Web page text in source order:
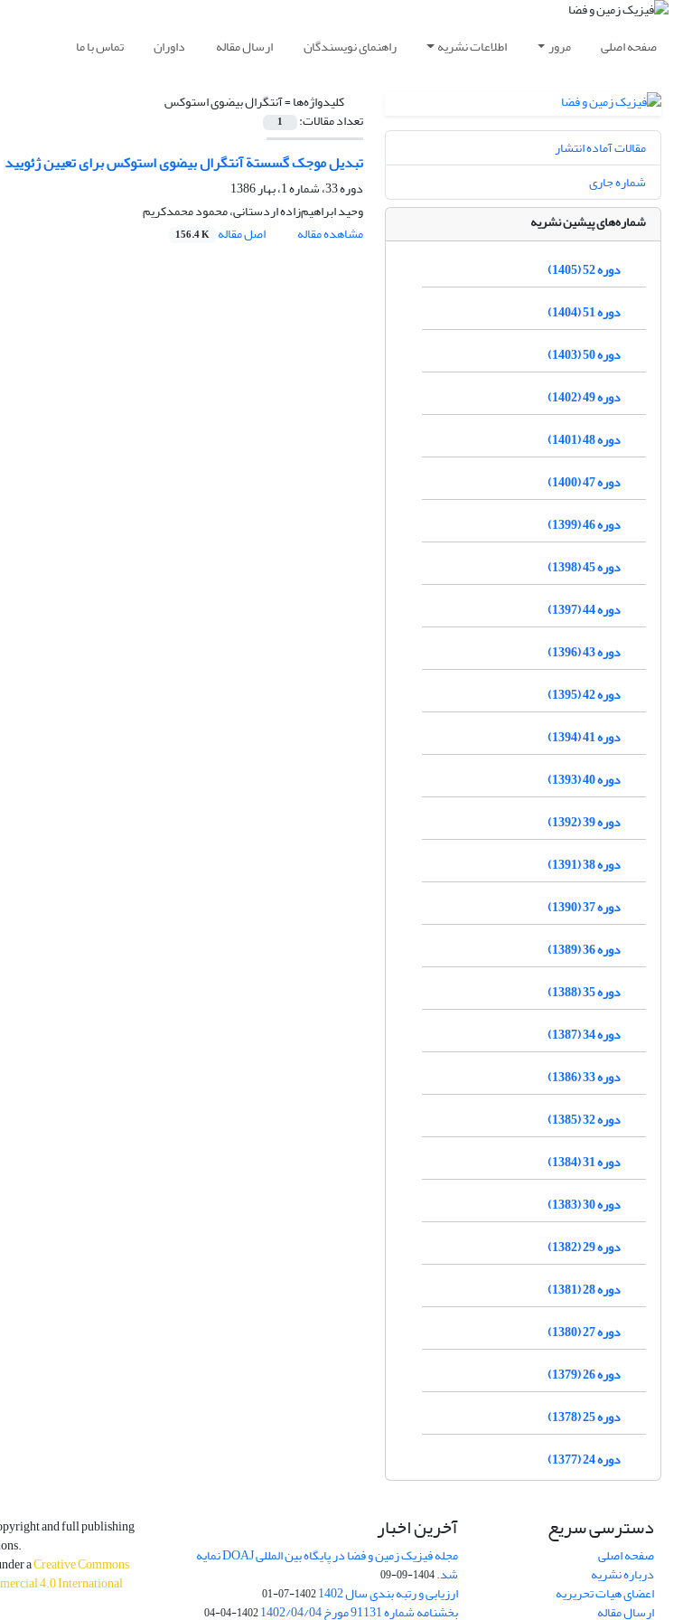
صفحه اصلی مرور اطلاعات نشریه راهنمای نویسندگان ارسال مقاله داوران تماس با ما
کلیدواژه‌ها =آنتگرال بیضوی استوکس
تعداد مقالات: 1
تبدیل موجک گسستة آنتگرال بیضوی استوکس برای تعیین ژئویید
دوره 33، شماره 1، بهار 1386
وحید ابراهیم‌زاده اردستانی، محمود محمدکریم
مشاهده مقاله
اصل مقاله 156.4 K
مقالات آماده انتشار
شماره جاری
شماره‌های پیشین نشریه
دوره 52 (1405)
دوره 51 (1404)
دوره 50 (1403)
دوره 49 (1402)
دوره 48 (1401)
دوره 47 (1400)
دوره 46 (1399)
دوره 45 (1398)
دوره 44 (1397)
دوره 43 (1396)
دوره 42 (1395)
دوره 41 (1394)
دوره 40 (1393)
دوره 39 (1392)
دوره 38 (1391)
دوره 37 (1390)
دوره 36 (1389)
دوره 35 (1388)
دوره 34 (1387)
دوره 33 (1386)
دوره 32 (1385)
دوره 31 (1384)
دوره 30 (1383)
دوره 29 (1382)
دوره 28 (1381)
دوره 27 (1380)
دوره 26 (1379)
دوره 25 (1378)
دوره 24 (1377)
دسترسی سریع
صفحه اصلی
درباره نشریه
اعضای هیات تحریریه
ارسال مقاله
آخرین اخبار
مجله فیزیک زمین و فضا در پایگاه بین المللی DOAJ نمایه
شد.1404-09-09
ارزیابی و رتبه بندی سال 1402 1402-07-01
بخشنامه شماره 91131 مورخ 1402/04/04 1402-04-04
and full publishing
aCreative Commons
4.0 International